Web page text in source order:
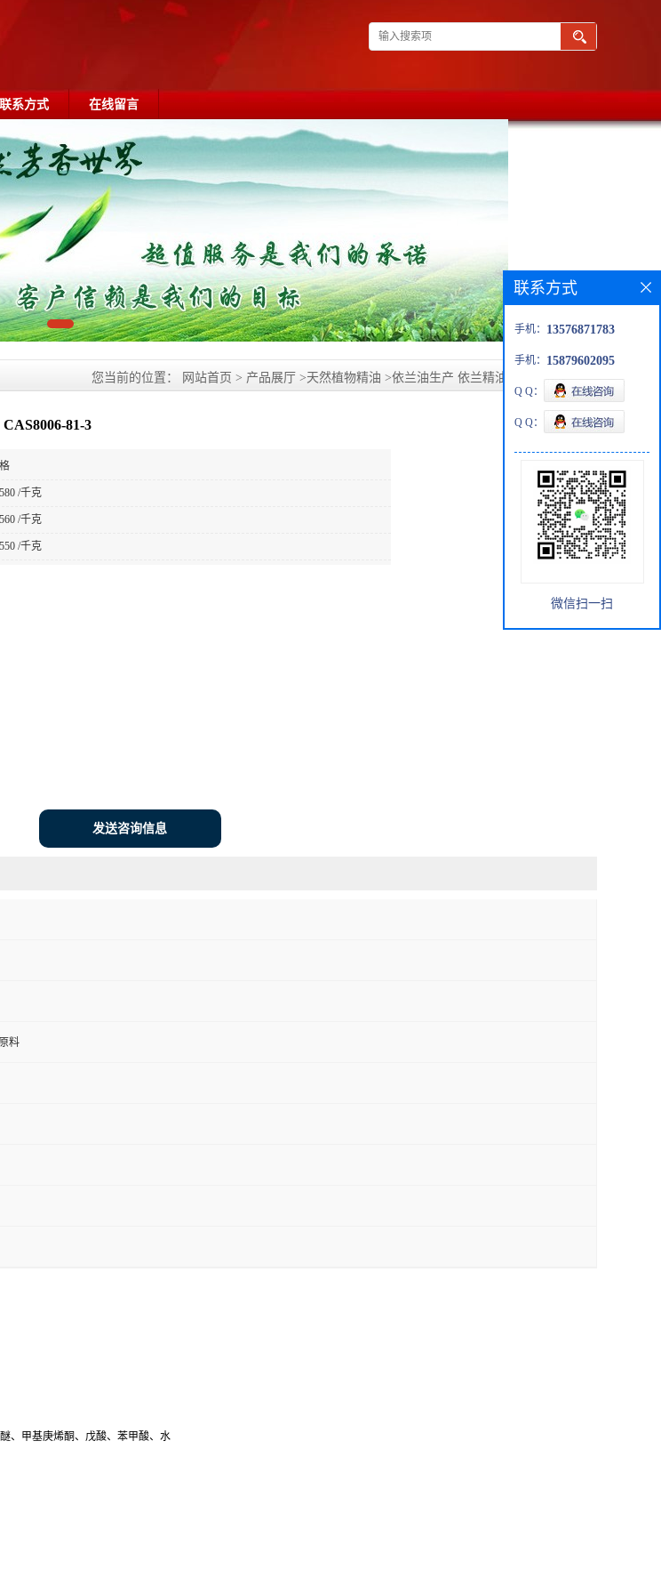
联系方式 在线留言
您当前的位置： 网站首页 > 产品展厅 >天然植物精油 >依兰油生产 依兰精油 CAS8006-81-3
81-3
580 /千克
560 /千克
550 /千克
发送咨询信息
料
、甲基庚烯酮、戊酸、苯甲酸、水
联系方式
手机： 13576871783
手机： 15879602095
Q Q：
Q Q：
微信扫一扫